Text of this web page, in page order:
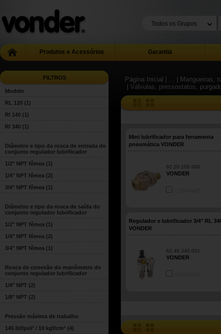
Produtos e Acessórios Garantia
FILTROS
Modelo
RL 120 (1)
Rl 140 (1)
Rl 340 (1)
Diâmetro e tipo da rosca de entrada do
conjunto regulador lubrificador
1/2" NPT fêmea (1)
1/4" NPT fêmea (2)
3/4" NPT fêmea (1)
Diâmetro e tipo da rosca de saída do
conjunto regulador lubrificador
1/2" NPT fêmea (1)
1/4" NPT fêmea (2)
3/4" NPT fêmea (1)
Rosca de conexão do manômetro do
conjunto regulador lubrificador
1/4" NPT (2)
1/8" NPT (2)
Pressão máxima de trabalho
145 lbf/pol² / 10 kgf/cm² (4)
Página Inicial | ...
| Mangueiras,
| Válvulas, pressostatos,
Mini lubrificador para ferramenta
pneumática VONDER
62.20.100.000
VONDER
Regulador e lubrificador 3/4" RL
VONDER
62.48.340.001
VONDER